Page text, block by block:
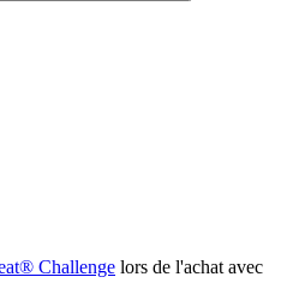
Challenge lors de l'achat avec